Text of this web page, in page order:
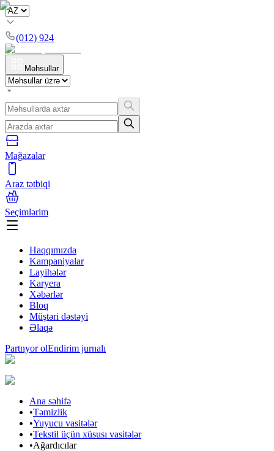
(012) 924
Məhsullar
Mağazalar
Araz tətbiqi
Seçimlərim
Haqqımızda
Kampaniyalar
Layihələr
Karyera
Xəbərlər
Bloq
Müştəri dəstəyi
Əlaqə
Partnyor olEndirim jurnalı
Ana səhifə
•Təmizlik
•Yuyucu vasitələr
•Tekstil üçün xüsusı vasitələr
•Ağardıcılar